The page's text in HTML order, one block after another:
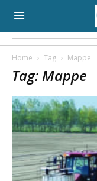
Home Tag Mappe
Tag: Mappe